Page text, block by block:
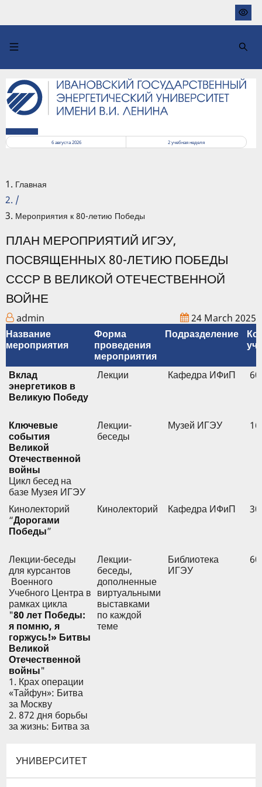
основному
6 августа 2026
2учебная неделя
Главная
/
Мероприятия к 80-летию Победы
ПЛАН МЕРОПРИЯТИЙ ИГЭУ,
ПОСВЯЩЕННЫХ 80-ЛЕТИЮ ПОБЕДЫ
СССР В ВЕЛИКОЙ ОТЕЧЕСТВЕННОЙ
ВОЙНЕ
admin
24 March 2025
Название
мероприятия
Форма
проведения
мероприятия
Подразделение
Вклад
энергетиков в
Великую Победу
Лекции Кафедра ИФиП
Ключевые
события
Великой
Отечественной
войны
Цикл бесед на
базе Музея ИГЭУ
Лекции-
беседы
Музей ИГЭУ
Кинолекторий
“Дорогами
Победы”
Кинолекторий Кафедра ИФиП
Лекции-беседы
для курсантов
Военного
Учебного Центра в
рамках цикла
"80 лет Победы:
я помню, я
горжусь!» Битвы
Великой
Отечественной
войны"
1. Крах операции
«Тайфун»: Битва
за Москву
2. 872 дня борьбы
за жизнь: Битва за
на Волге: Битва за
4. «Огненная
Лекции-
беседы,
дополненные
виртуальными
выставками
по каждой
теме
Библиотека
ИГЭУ
УНИВЕРСИТЕТ